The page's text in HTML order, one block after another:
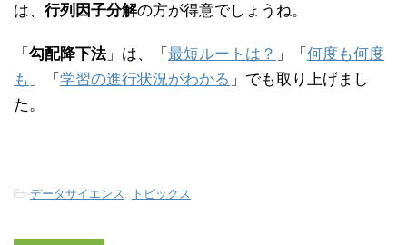
は、 行列因子分解の方が得意でしょうね。
「 勾配降下法」は、「 最短ルートは？ 」「 何度も何度
も 」「 学習の進行状況がわかる 」でも取り上げまし
た。
-データサイエンス トピックス